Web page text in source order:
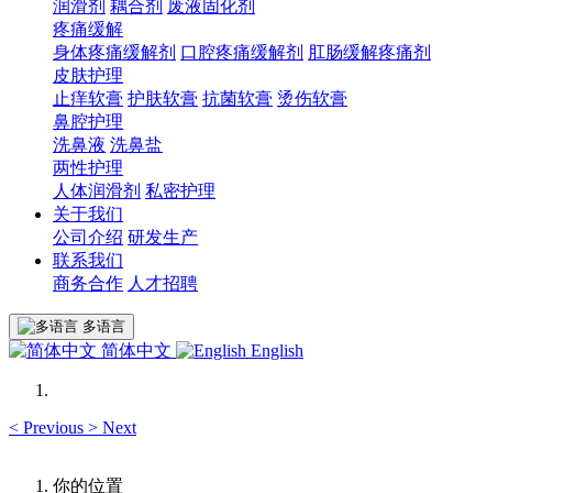
润滑剂 耦合剂 废液固化剂
疼痛缓解
身体疼痛缓解剂 口腔疼痛缓解剂 肛肠缓解疼痛剂
皮肤护理
止痒软膏 护肤软膏 抗菌软膏 烫伤软膏
鼻腔护理
洗鼻液 洗鼻盐
两性护理
人体润滑剂 私密护理
关于我们
公司介绍 研发生产
联系我们
商务合作 人才招聘
多语言
简体中文 English
< Previous > Next
你的位置